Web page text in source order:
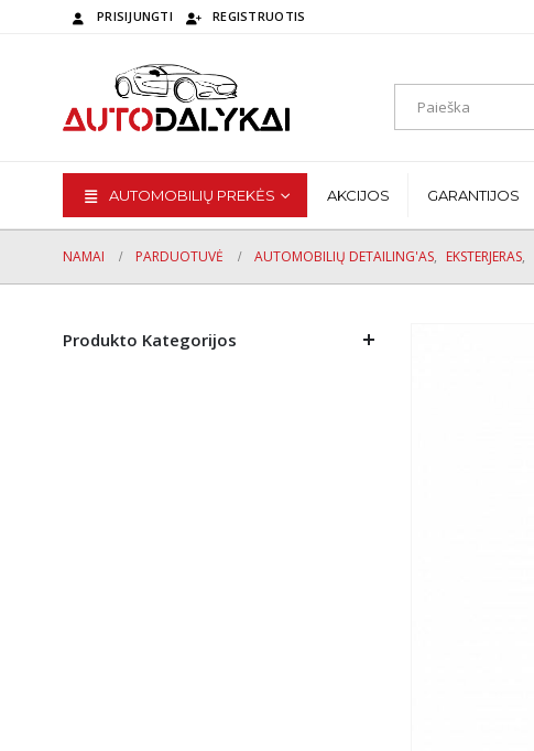
PRISIJUNGTI REGISTRUOTIS
AUTOMOBILIŲ PREKĖS AKCIJOS GARANTIJOS
NAMAI PARDUOTUVĖ AUTOMOBILIŲ DETAILING'AS, EKSTERJERAS,
Produkto Kategorijos